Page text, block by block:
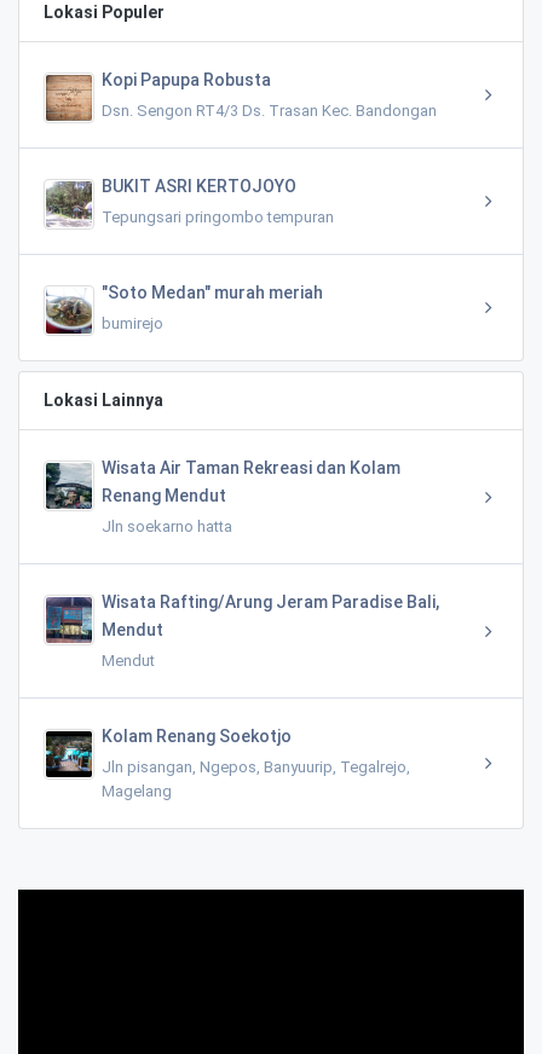
Lokasi Populer
Kopi Papupa Robusta
Dsn. Sengon RT4/3 Ds. Trasan Kec. Bandongan
BUKIT ASRI KERTOJOYO
Tepungsari pringombo tempuran
"Soto Medan" murah meriah
bumirejo
Lokasi Lainnya
Wisata Air Taman Rekreasi dan Kolam
Renang Mendut
Jln soekarno hatta
Wisata Rafting/Arung Jeram Paradise Bali,
Mendut
Mendut
Kolam Renang Soekotjo
Jln pisangan, Ngepos, Banyuurip, Tegalrejo,
Magelang